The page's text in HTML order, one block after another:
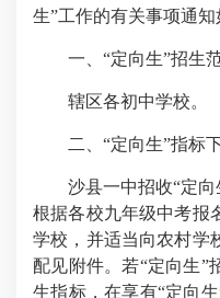
生”工作的有关事项通知
一、“定向生”招生
辖区各初中学校。
二、“定向生”指标
沙县一中招收“定向
根据各校九年级中考报
学校，并适当向农村学
配见附件。若“定向生”
生指标，在享有“定向